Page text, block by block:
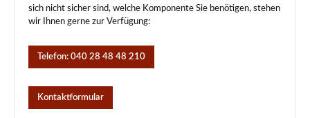
sich nicht sicher sind, welche Komponente Sie benötigen, stehen
wir Ihnen gerne zur Verfügung:
Telefon: 040 28 48 48 210
Kontaktformular